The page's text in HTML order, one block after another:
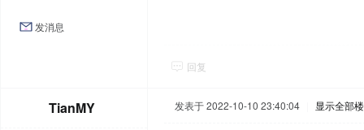
发消息
回复
TianMY 发表于 2022-10-10 23:40:04 显示全部